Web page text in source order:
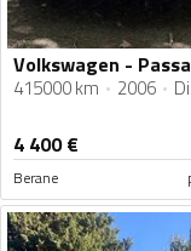
415000 km 2006
4 400€
Berane